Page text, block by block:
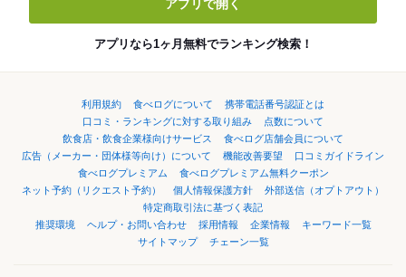
アプリで開く
アプリなら1ヶ月無料でランキング検索！
利用規約 食べログについて
携帯電話番号認証とは
口コミ・ランキングに対する取り組み
点数について
飲食店・飲食企業様向けサービス
食べログ店舗会員について
広告（メーカー・団体様等向け）について
機能改善要望
口コミガイドライン
食べログプレミアム
食べログプレミアム無料クーポン
ネット予約（リクエスト予約）
個人情報保護方針
外部送信（オプトアウト）
特定商取引法に基づく表記
推奨環境
ヘルプ・お問い合わせ 採用情報 企業情報
キーワード一覧
サイトマップ
チェーン一覧